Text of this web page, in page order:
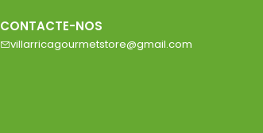
CONTACTE-NOS
villarricagourmetstore@gmail.com